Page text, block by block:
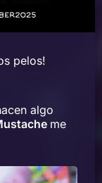
pelos!
algo
me